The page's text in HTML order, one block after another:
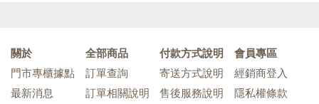
關於
門市專櫃據點
最新消息
全部商品
訂單查詢
訂單相關說明
付款方式說明
寄送方式說明
售後服務說明
會員專區
經銷商登入
隱私權條款